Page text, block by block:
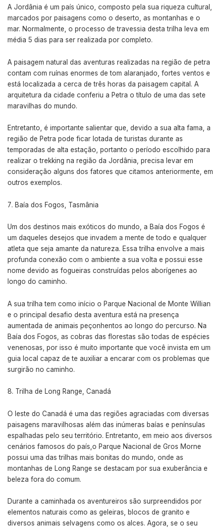
A Jordânia é um país único, composto pela sua riqueza cultural,
marcados por paisagens como o deserto, as montanhas e o
mar. Normalmente, o processo de travessia desta trilha leva em
média 5 dias para ser realizada por completo.
A paisagem natural das aventuras realizadas na região de petra
contam com ruínas enormes de tom alaranjado, fortes ventos e
está localizada a cerca de três horas da paisagem capital. A
arquitetura da cidade conferiu a Petra o título de uma das sete
maravilhas do mundo.
Entretanto, é importante salientar que, devido a sua alta fama, a
região de Petra pode ficar lotada de turistas durante as
temporadas de alta estação, portanto o período escolhido para
realizar o trekking na região da Jordânia, precisa levar em
consideração alguns dos fatores que citamos anteriormente, em
outros exemplos.
Baía dos Fogos, Tasmânia
Um dos destinos mais exóticos do mundo, a Baía dos Fogos é
um daqueles desejos que invadem a mente de todo e qualquer
atleta que seja amante da natureza. Essa trilha envolve a mais
profunda conexão com o ambiente a sua volta e possui esse
nome devido as fogueiras construídas pelos aborígenes ao
longo do caminho.
A sua trilha tem como início o Parque Nacional de Monte Willian
e o principal desafio desta aventura está na presença
aumentada de animais peçonhentos ao longo do percurso. Na
Baía dos Fogos, as cobras das florestas são todas de espécies
venenosas, por isso é muito importante que você invista em um
guia local capaz de te auxiliar a encarar com os problemas que
surgirão no caminho.
Trilha de Long Range, Canadá
O leste do Canadá é uma das regiões agraciadas com diversas
paisagens maravilhosas além das inúmeras baías e penínsulas
espalhadas pelo seu território. Entretanto, em meio aos diversos
cenários famosos do país,o Parque Nacional de Gros Morne
possui uma das trilhas mais bonitas do mundo, onde as
montanhas de Long Range se destacam por sua exuberância e
beleza fora do comum.
Durante a caminhada os aventureiros são surpreendidos por
elementos naturais como as geleiras, blocos de granito e
diversos animais selvagens como os alces. Agora, se o seu